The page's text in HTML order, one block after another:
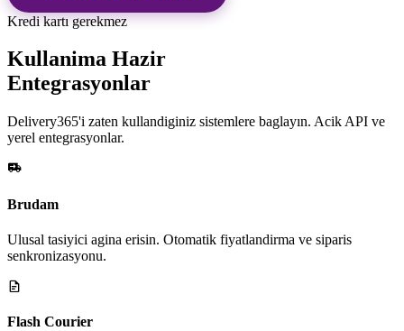
Kredi kartı gerekmez
Kullanima Hazir
Entegrasyonlar
Delivery365'i zaten kullandiginiz sistemlere baglayın. Acik API ve
yerel entegrasyonlar.
Brudam
Ulusal tasiyici agina erisin. Otomatik fiyatlandirma ve siparis
senkronizasyonu.
Flash Courier